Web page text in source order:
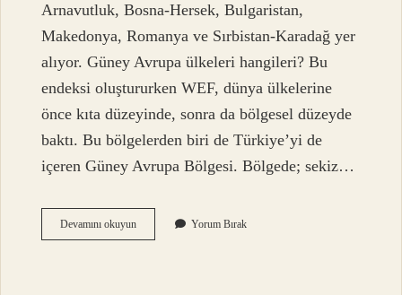
Arnavutluk, Bosna-Hersek, Bulgaristan,
Makedonya, Romanya ve Sırbistan-Karadağ yer
alıyor. Güney Avrupa ülkeleri hangileri? Bu
endeksi oluştururken WEF, dünya ülkelerine
önce kıta düzeyinde, sonra da bölgesel düzeyde
baktı. Bu bölgelerden biri de Türkiye’yi de
içeren Güney Avrupa Bölgesi. Bölgede; sekiz…
Devamını okuyunKuzey
Avrupa
Yorum Bırak